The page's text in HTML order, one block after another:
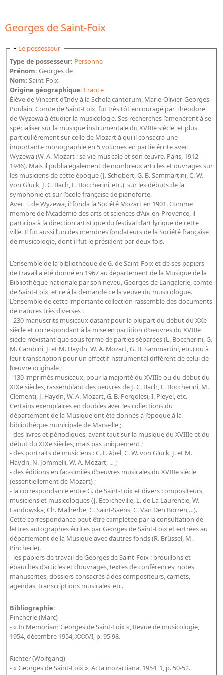
Appel à chercheurs : bourse Comité d’histoire de la BnF
Appel à projets
Recherche de sujets de recherche
Faire une suggestion de recherche
Fournir un témoignage et/ou un document
Georges de Saint-Foix
Masquer
Le possesseur
Type de possesseur: Personne
Prénom:Georges de
Nom:Saint-Foix
Origine géographique: France
Élève de Vincent d’Indy à la Schola cantorum, Marie-Olivier-Georges
Poulain, Comte de Saint-Foix, fut très tôt encouragé par Théodore
de Wyzewa à étudier la musicologie. Ses recherches l’amenèrent à se
spécialiser sur la musique instrumentale du XVIIIe siècle, et plus
particulièrement sur celle de Mozart à qui il consacra une
importante monographie en 5 volumes en partie écrite avec
Wyzewa (W. A. Mozart : sa vie musicale et son œuvre. Paris, 1912-
1946). Mais il publia également de nombreux articles et ouvrages sur
les musiciens de cette époque (J. Schobert, G. B. Sammartini, C. W.
von Gluck, J. C. Bach, L. Boccherini, etc.), sur les débuts de la
symphonie et sur l’école française de pianoforte.
Avec T. de Wyzewa, il fonda la Société Mozart en 1901. Comme
membre de l’Académie des arts et sciences d’Aix-en-Provence, il
participa à la direction artistique du festival d’art lyrique de cette
ville. Il fut aussi l’un des membres fondateurs de la Société française
de musicologie, dont il fut le président par deux fois.
L’ensemble de la bibliothèque de G. de Saint-Foix et de ses papiers
de travail a été donné en 1967 au département de la Musique de la
Bibliothèque nationale par son neveu, Georges de Langalerie, comte
de Saint-Foix, et ce à la demande de la veuve du musicologue.
L’ensemble de cette importante collection rassemble des documents
de natures très diverses :
- 230 manuscrits musicaux datant pour la plupart du début du XXe
siècle et correspondant à la mise en partition d’oeuvres du XVIIIe
siècle n’existant que sous forme de parties séparées (L. Boccherini, G.
M. Cambini, J. et M. Haydn, W. A. Mozart, G. B. Sammartini, etc.) ou à
leur transcription pour un effectif instrumental différent de celui de
l’œuvre originale ;
- 130 imprimés musicaux, pour la majorité du XVIIIe ou du début du
XIXe siècles, rassemblant des oeuvres de J. C. Bach, L. Boccherini, M.
Clementi, J. Haydn, W. A. Mozart, G. B. Pergolesi, I. Pleyel, etc.
Certains exemplaires en doubles avec les collections du
département de la Musique ont été donnés à l’époque à la
bibliothèque municipale de Marseille ;
- des livres et périodiques, avant tout sur la musique du XVIIIe et du
début du XIXe siècles, mais pas uniquement ;
- des portraits de musiciens : C. F. Abel, C. W. von Gluck, J. et M.
Haydn, N. Jommelli, W. A. Mozart, … ;
- des éditions en fac-similés d’oeuvres musicales du XVIIIe siècle
(essentiellement de Mozart) ;
- la correspondance entre G. de Saint-Foix et divers compositeurs,
musiciens et musicologues (J. Ecorcheville, L. de La Laurencie, W.
Landowska, Ch. Malherbe, C. Saint-Saëns, C. Van Den Borren,…).
Cette correspondance peut être complétée par la consultation de
lettres autographes écrites par Georges de Saint-Foix et entrées au
département de la Musique avec d’autres fonds (R. Brüssel, M.
Pincherle).
- les papiers de travail de Georges de Saint-Foix : brouillons et
ébauches d’articles et d’ouvrages, textes de conférences, notes
manuscrites, dossiers consacrés à des compositeurs, carnets,
agendas, transcriptions musicales, etc.
Bibliographie:
Pincherle (Marc)
- « In Memoriam Georges de Saint-Foix », Revue de musicologie,
1954, décembre 1954, XXXVI, p. 95-98.
Richter (Wolfgang)
- « Georges de Saint-Foix », Acta mozartiana, 1954, 1, p. 50-52.